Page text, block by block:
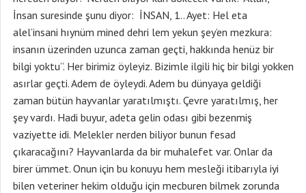
İnsan suresinde şunu diyor: İNSAN, 1.. Ayet: Hel eta
alel’insani hıynüm mined dehri lem yekun şey’en mezkura:
insanın üzerinden uzunca zaman geçti, hakkında henüz bir
bilgi yoktu”. Her birimiz öyleyiz. Bizimle ilgili hiç bir bilgi yokken
asırlar geçti. Adem de öyleydi. Adem bu dünyaya geldiği
zaman bütün hayvanlar yaratılmıştı. Çevre yaratılmış, her
şey vardı. Hadi buyur, adeta gelin odası gibi bezenmiş
vaziyette idi. Melekler nerden biliyor bunun fesad
çıkaracağını? Hayvanlarda da bir muhalefet var. Onlar da
birer ümmet. Onun için bu konuyu hem mesleği itibarıyla iyi
bilen veteriner hekim olduğu için mecburen bilmek zorunda